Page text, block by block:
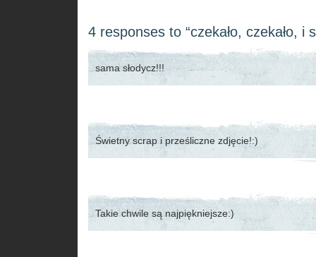
4 responses to “czekało, czekało, i
sama słodycz!!!
Świetny scrap i prześliczne zdjęcie!:)
Takie chwile są najpiękniejsze:)